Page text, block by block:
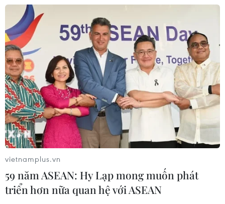
vietnamplus.vn
59 năm ASEAN: Hy Lạp mong muốn phát
triển hơn nữa quan hệ với ASEAN